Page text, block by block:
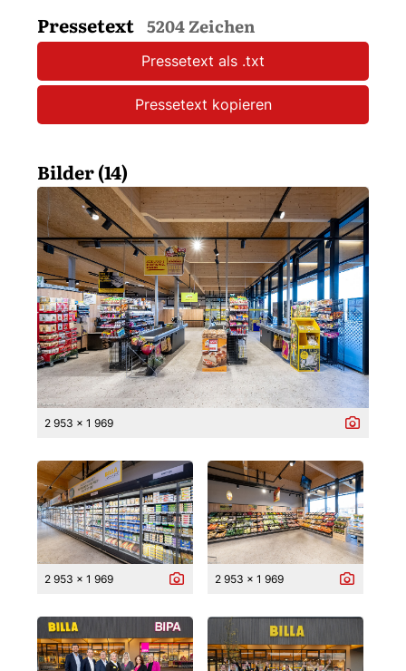
Pressetext 5204 Zeichen
Pressetext als .txt
Pressetext kopieren
Bilder (14)
2 953 x 1 969
2 953 x 1 969 2 953 x 1 969